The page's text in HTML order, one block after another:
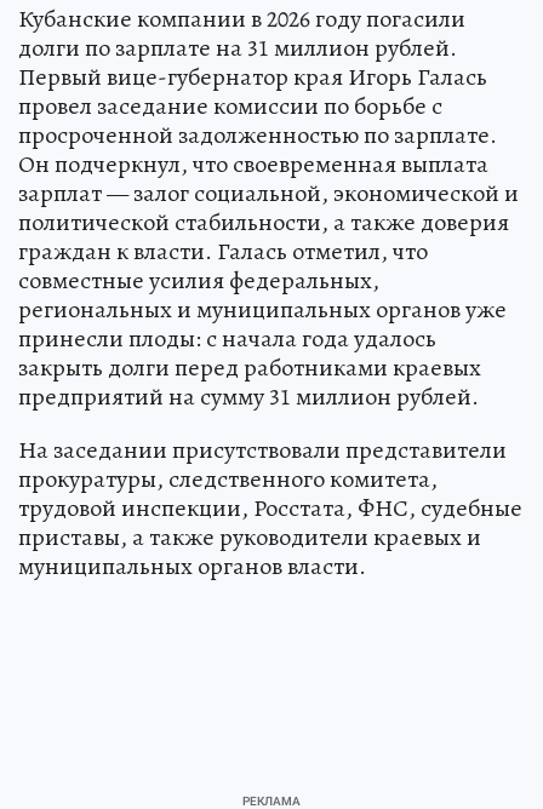
Кубанские компании в 2026 году погасили
долги по зарплате на 31 миллион рублей.
Первый вице-губернатор края Игорь Галась
провел заседание комиссии по борьбе с
просроченной задолженностью по зарплате.
Он подчеркнул, что своевременная выплата
зарплат — залог социальной, экономической и
политической стабильности, а также доверия
граждан к власти. Галась отметил, что
совместные усилия федеральных,
региональных и муниципальных органов уже
принесли плоды: с начала года удалось
закрыть долги перед работниками краевых
предприятий на сумму 31 миллион рублей.
На заседании присутствовали представители
прокуратуры, следственного комитета,
трудовой инспекции, Росстата, ФНС, судебные
приставы, а также руководители краевых и
муниципальных органов власти.